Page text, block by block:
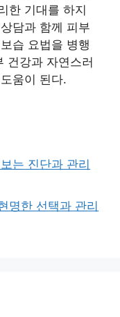
한 기대를 하지
담과 함께 피부
습 요법을 병행
건강과 자연스러
움이 된다.
는 진단과 관리
명한 선택과 관리